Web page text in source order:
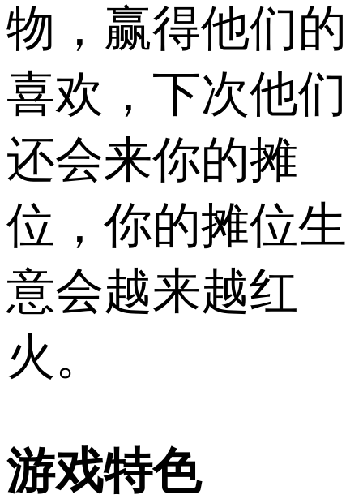
物，赢得他们的
喜欢，下次他们
还会来你的摊
位，你的摊位生
意会越来越红
火。
游戏特色